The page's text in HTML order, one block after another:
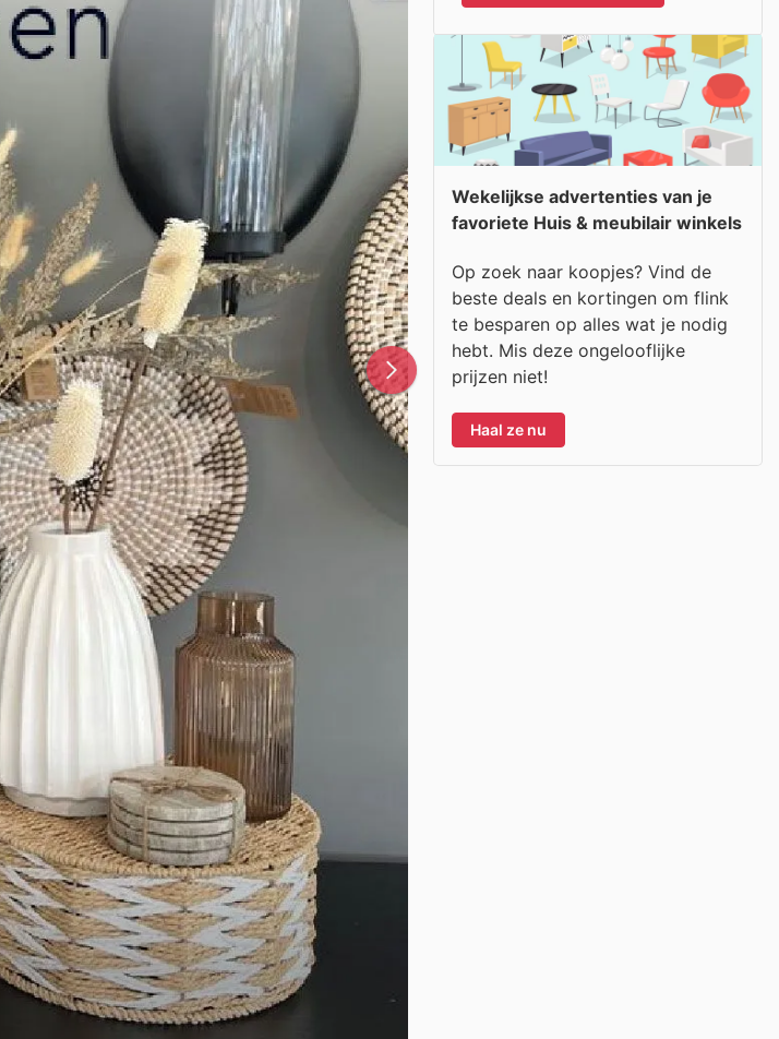
Wekelijkse advertenties van je
favoriete Huis & meubilair winkels
Op zoek naar koopjes? Vind de
beste deals en kortingen om flink
te besparen op alles wat je nodig
hebt. Mis deze ongelooflijke
prijzen niet!
Haal ze nu